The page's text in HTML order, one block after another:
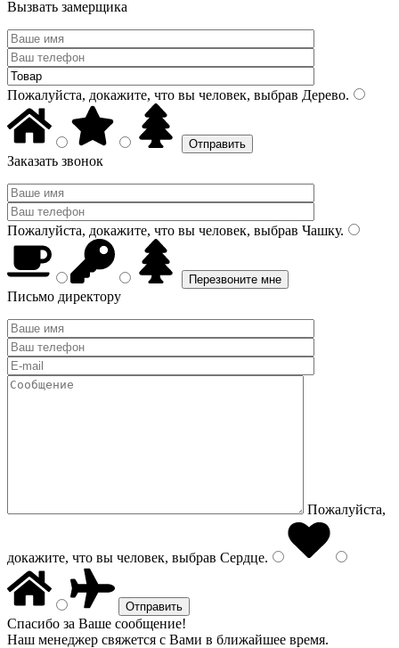
Вызвать замерщика
Пожалуйста, докажите, что вы человек, выбрав Дерево.
Заказать звонок
Пожалуйста, докажите, что вы человек, выбрав Чашку.
Письмо директору
Пожалуйста,
докажите, что вы человек, выбрав Сердце.
Спасибо за Ваше сообщение!
Наш менеджер свяжется с Вами в ближайшее время.